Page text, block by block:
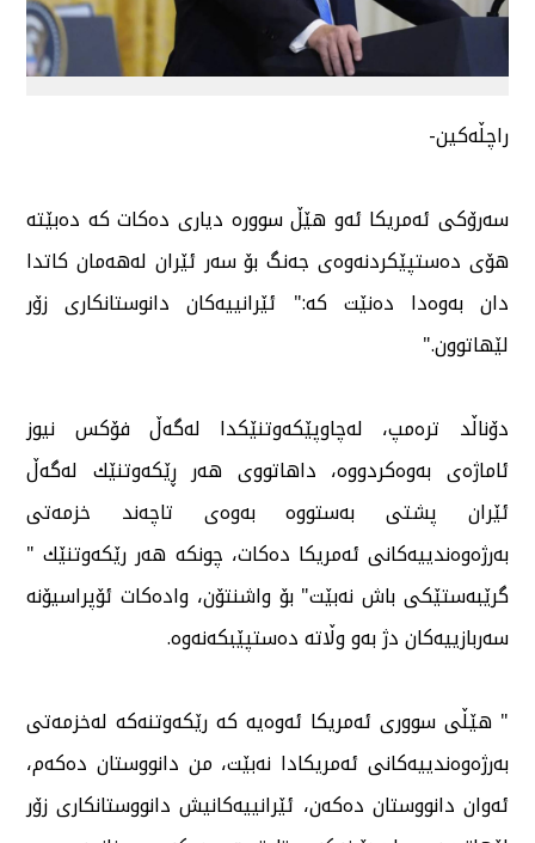
راچڵەكین-
سەرۆكی ئەمریكا ئەو هێڵ سوورە دیاری دەكات كە دەبێتە
هۆی دەستپێكردنەوەی جەنگ بۆ سەر ئێران لەهەمان كاتدا
دان بەوەدا دەنێت كە:" ئێرانییەكان دانوستانكاری زۆر
لێهاتوون."
دۆناڵد ترەمپ، لەچاوپێكەوتنێكدا لەگەڵ فۆكس نیوز
ئاماژەی بەوەكردووە، داهاتووی هەر ڕێكەوتنێك لەگەڵ
ئێران پشتی بەستووە بەوەی تاچەند خزمەتی
بەرژەوەندییەكانی ئەمریكا دەكات، چونكە هەر رێكەوتنێك "
گرێبەستێكی باش نەبێت" بۆ واشنتۆن، وادەكات ئۆپراسیۆنە
سەربازییەكان دژ بەو وڵاتە دەستپێبكەنەوە.
" هێڵی سووری ئەمریكا ئەوەیە كە رێكەوتنەكە لەخزمەتی
بەرژەوەندییەكانی ئەمریكادا نەبێت، من دانووستان دەكەم،
ئەوان دانووستان دەكەن، ئێرانییەكانیش دانووستانكاری زۆر